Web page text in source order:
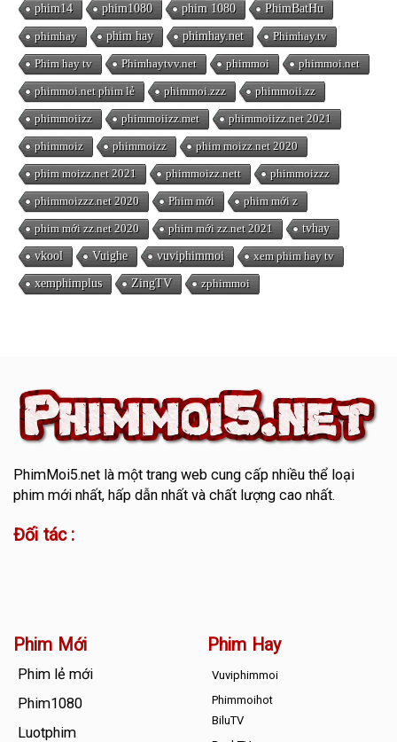
phim14 phim1080 phim 1080 PhimBatHu
phimhay phim hay phimhay.net Phimhay.tv
Phim hay tv Phimhaytvv.net phimmoi phimmoi.net
phimmoi.net phim lẻ phimmoi.zzz phimmoii.zz
phimmoiizz phimmoiizz.met phimmoiizz.net 2021
phimmoiz phimmoizz phim moizz.net 2020
phim moizz.net 2021 phimmoizz.nett phimmoizzz
phimmoizzz.net 2020 Phim mới phim mới z
phim mới zz.net 2020 phim mới zz.net 2021 tvhay
vkool Vuighe vuviphimmoi xem phim hay tv
xemphimplus ZingTV zphimmoi
PhimMoi5.netlà một trang web cung cấp nhiều thể loại
phim mới nhất, hấp dẫn nhất và chất lượng cao nhất.
Đối tác :
Phim Mới
Phim lẻ mới
Phim1080
Luotphim
Phim Hay
Vuviphimmoi
Phimmoihot
BiluTV